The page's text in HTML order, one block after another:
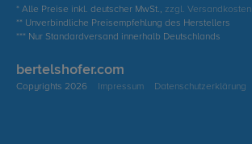
* Alle Preise inkl. deutscher MwSt., zzgl. Versandkosten
** Unverbindliche Preisempfehlung des Herstellers
*** Nur Standardversand innerhalb Deutschlands
bertelshofer.com
Copyrights 2026 Impressum Datenschutzerklärung